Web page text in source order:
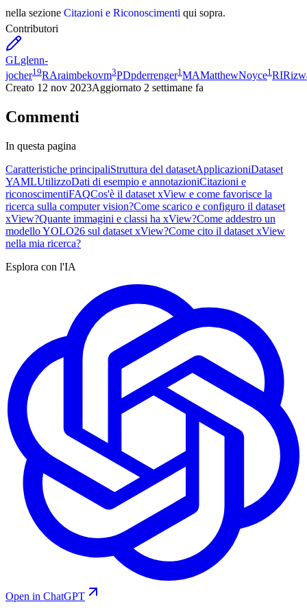
nella sezione Citazioni e Riconoscimenti qui sopra.
Contributori
GLglenn-
jocher19RAraimbekovm3PDpderrenger1 MAMatthewNoyce1 RI
Creato 12 nov 2023Aggiornato 2 settimane fa
Commenti
In questa pagina
Caratteristiche principaliStruttura del datasetApplicazioniDataset
YAMLUtilizzoDati di esempio e annotazioniCitazioni e
riconoscimentiFAQCos'è il dataset xView e come favorisce la
ricerca sulla computer vision?Come scarico e configuro il dataset
xView?Quante immagini e classi ha xView?Come addestro un
modello YOLO26 sul dataset xView?Come cito il dataset xView
nella mia ricerca?
Esplora con l'IA
Open in ChatGPT